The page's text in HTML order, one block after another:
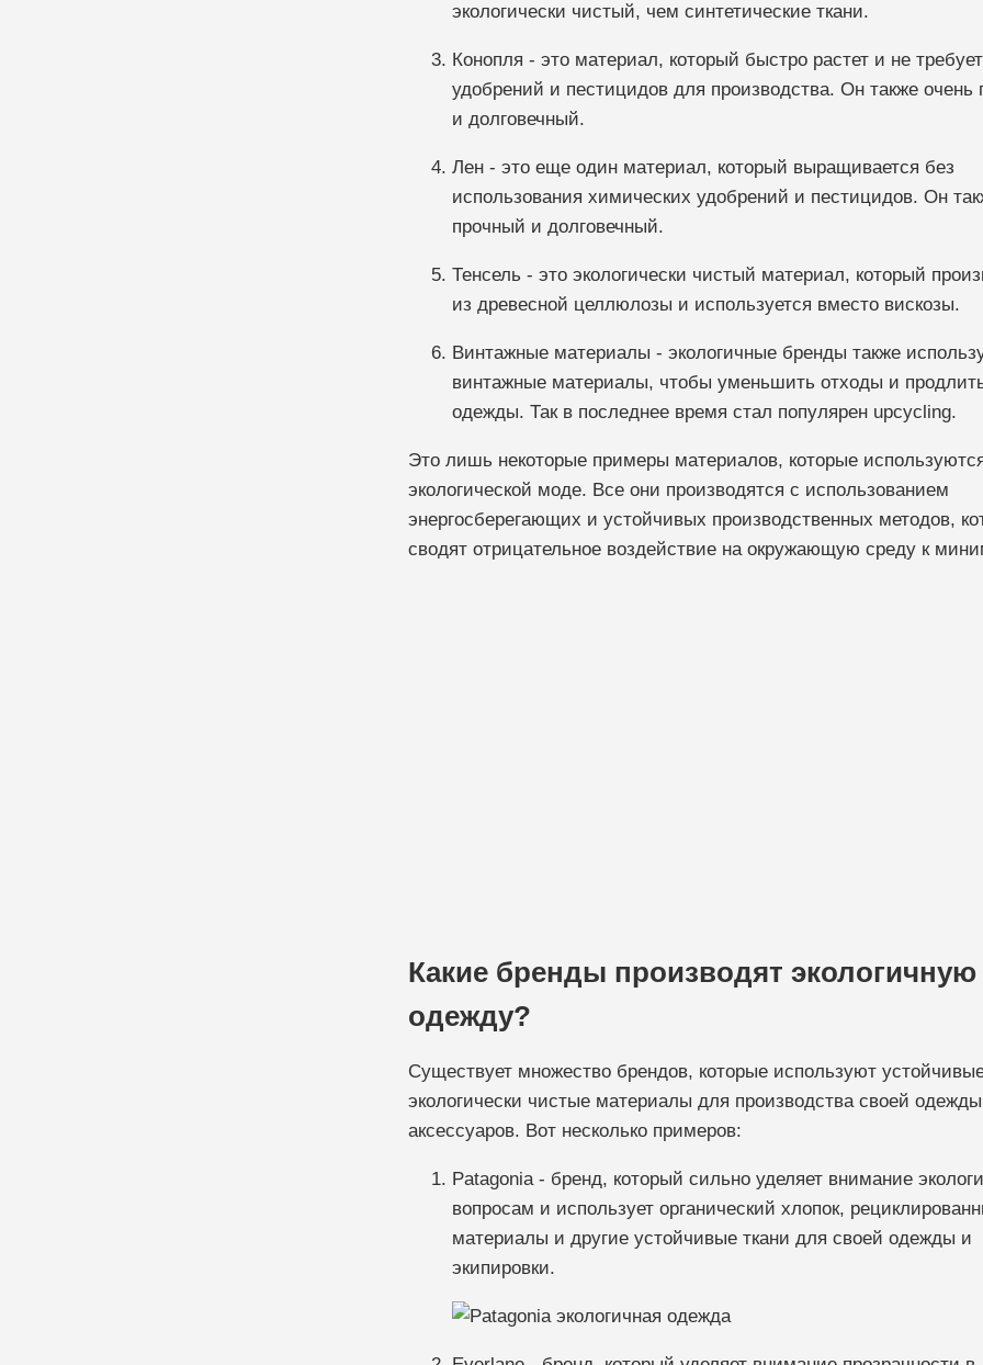
экологически чистый, чем синтетические ткани.
Конопля - это материал, который быстро растет и не
удобрений и пестицидов для производства. Он также очень
и долговечный.
Лен - это еще один материал, который выращивается без
использования химических удобрений и пестицидов. Он
прочный и долговечный.
Тенсель - это экологически чистый материал, который
из древесной целлюлозы и используется вместо вискозы.
Винтажные материалы - экологичные бренды также
винтажные материалы, чтобы уменьшить отходы и
одежды. Так в последнее время стал популярен upcycling.
Это лишь некоторые примеры материалов, которые
экологической моде. Все они производятся с использованием
энергосберегающих и устойчивых производственных методов,
сводят отрицательное воздействие на окружающую среду к
Какие бренды производят экологичную
одежду?
Существует множество брендов, которые используют
экологически чистые материалы для производства своей
аксессуаров. Вот несколько примеров:
Patagonia - бренд, который сильно уделяет внимание
вопросам и использует органический хлопок,
материалы и другие устойчивые ткани для своей одежды и
экипировки.